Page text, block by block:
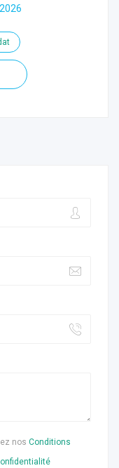
nos Conditions